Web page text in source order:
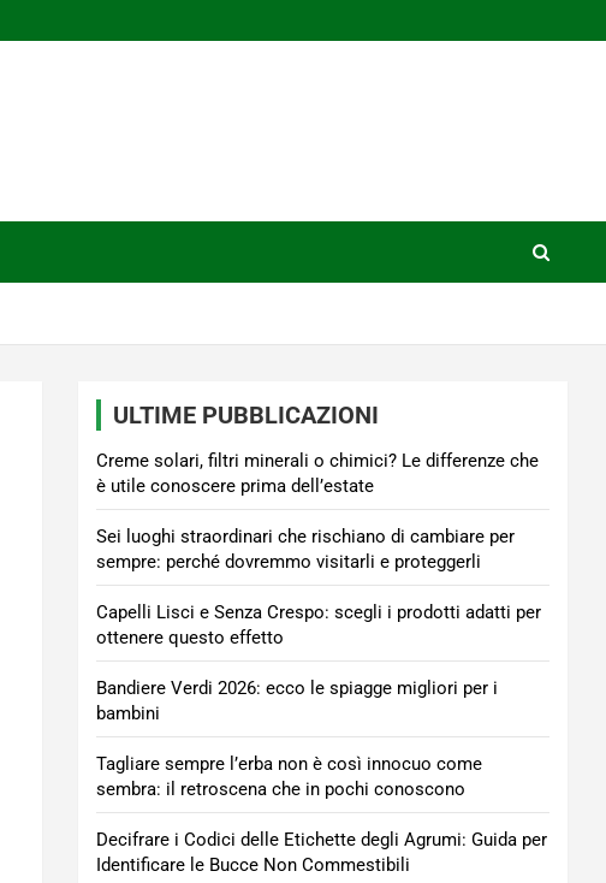
ULTIME PUBBLICAZIONI
Creme solari, filtri minerali o chimici? Le differenze che
è utile conoscere prima dell’estate
Sei luoghi straordinari che rischiano di cambiare per
sempre: perché dovremmo visitarli e proteggerli
Capelli Lisci e Senza Crespo: scegli i prodotti adatti per
ottenere questo effetto
Bandiere Verdi 2026: ecco le spiagge migliori per i
bambini
Tagliare sempre l’erba non è così innocuo come
sembra: il retroscena che in pochi conoscono
Decifrare i Codici delle Etichette degli Agrumi: Guida per
Identificare le Bucce Non Commestibili